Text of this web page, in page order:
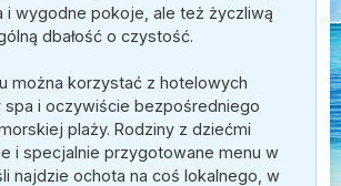
i wygodne pokoje, ale też życzliwą
dbałość o czystość.
można korzystać z hotelowych
i oczywiście bezpośredniego
plaży. Rodziny z dziećmi
i specjalnie przygotowane menu w
najdzie ochota na coś lokalnego, w